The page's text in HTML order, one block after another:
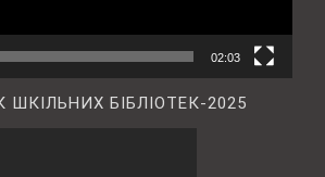
02:03
ШКІЛЬНИХ БІБЛІОТЕК-2025